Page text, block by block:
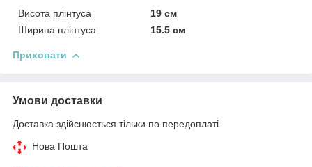
Висота плінтуса
19 см
Ширина плінтуса
15.5 см
Приховати
Умови доставки
Доставка здійснюється тільки по передоплаті.
Нова Пошта